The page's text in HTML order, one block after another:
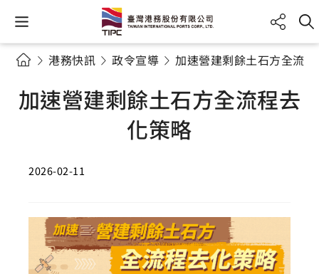
港務快訊 政令宣導 加速營建剩餘土石方全流
加速營建剩餘土石方全流程去
化策略
2026-02-11